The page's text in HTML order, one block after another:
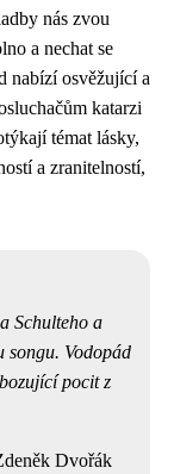
nás zvou
a nechat se
nabízí osvěžující a
katarzi
témat lásky,
a zranitelností,
Schulteho a
songu. Vodopád
pocit z
Dvořák